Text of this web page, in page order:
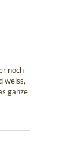
noch
weiss,
ganze